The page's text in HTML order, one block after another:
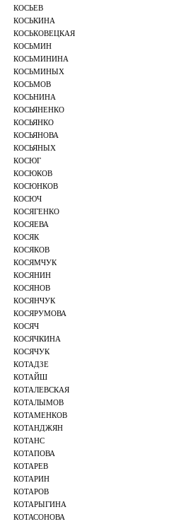
КОСЬЕВ
КОСЬКИНА
КОСЬКОВЕЦКАЯ
КОСЬМИН
КОСЬМИНИНА
КОСЬМИНЫХ
КОСЬМОВ
КОСЬНИНА
КОСЬЯНЕНКО
КОСЬЯНКО
КОСЬЯНОВА
КОСЬЯНЫХ
КОСЮГ
КОСЮКОВ
КОСЮНКОВ
КОСЮЧ
КОСЯГЕНКО
КОСЯЕВА
КОСЯК
КОСЯКОВ
КОСЯМЧУК
КОСЯНИН
КОСЯНОВ
КОСЯНЧУК
КОСЯРУМОВА
КОСЯЧ
КОСЯЧКИНА
КОСЯЧУК
КОТАДЗЕ
КОТАЙШ
КОТАЛЕВСКАЯ
КОТАЛЫМОВ
КОТАМЕНКОВ
КОТАНДЖЯН
КОТАНС
КОТАПОВА
КОТАРЕВ
КОТАРИН
КОТАРОВ
КОТАРЫГИНА
КОТАСОНОВА